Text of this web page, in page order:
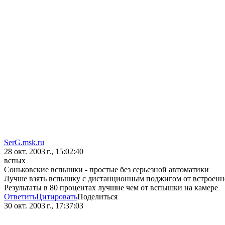
SerG.msk.ru
28 окт. 2003 г., 15:02:40
вспых
Соньковские вспышки - простые без серьезной автоматики
Лучше взять вспышку с дистанционным поджигом от
Результаты в 80 процентах лучшие чем от вспышки на камере
ОтветитьЦитироватьПоделиться
30 окт. 2003 г., 17:37:03